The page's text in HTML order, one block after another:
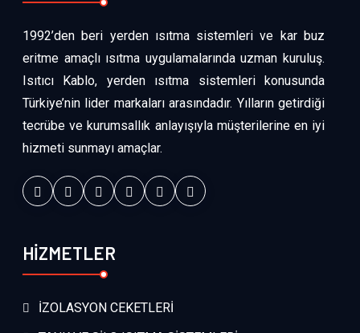
1992’den beri yerden ısıtma sistemleri ve kar buz
eritme amaçlı ısıtma uygulamalarında uzman kuruluş.
Isıtıcı Kablo, yerden ısıtma sistemleri konusunda
Türkiye’nin lider markaları arasındadır. Yılların getirdiği
tecrübe ve kurumsallık anlayışıyla müşterilerine en iyi
hizmeti sunmayı amaçlar.
HİZMETLER
İZOLASYON CEKETLERİ